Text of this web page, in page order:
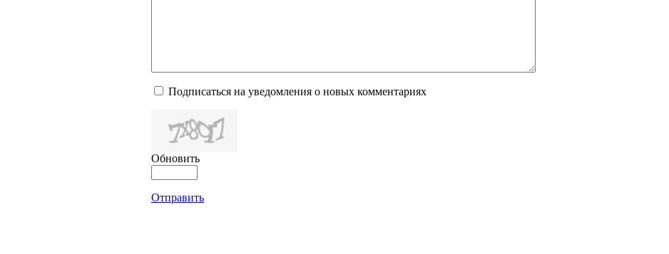
Подписаться на уведомления о новых комментариях
Обновить
Отправить